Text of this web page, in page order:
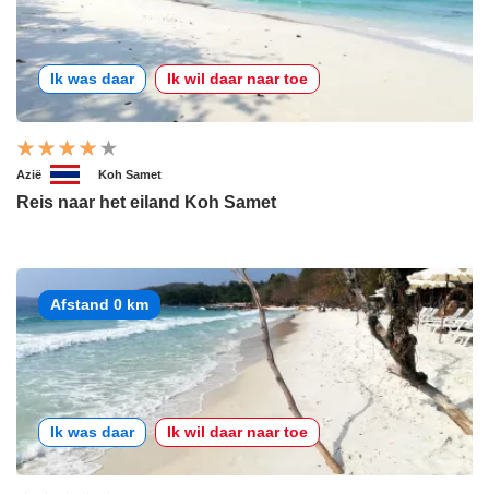
Ik was daar Ik wil daar naar toe
Azië Koh Samet
Reis naar het eiland Koh Samet
Afstand 0 km
Ik was daar Ik wil daar naar toe